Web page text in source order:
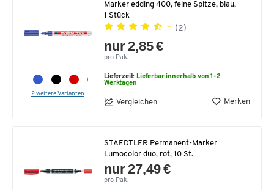
2 weitere Varianten
Marker edding 400, feine Spitze, blau,
1 Stück
(2)
nur 2,85 €
pro Pak.
Lieferzeit: Lieferbar innerhalb von 1-2
Werktagen
Vergleichen Merken
STAEDTLER Permanent-Marker
Lumocolor duo, rot, 10 St.
nur 27,49 €
pro Pak.